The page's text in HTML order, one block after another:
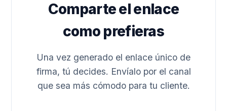
Comparte el enlace
como prefieras
Una vez generado el enlace único de
firma, tú decides. Envíalo por el canal
que sea más cómodo para tu cliente.